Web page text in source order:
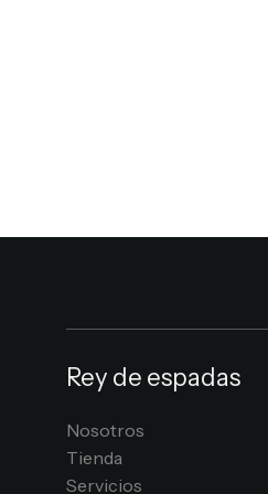
Rey de espadas
Nosotros
Tienda
Servicios